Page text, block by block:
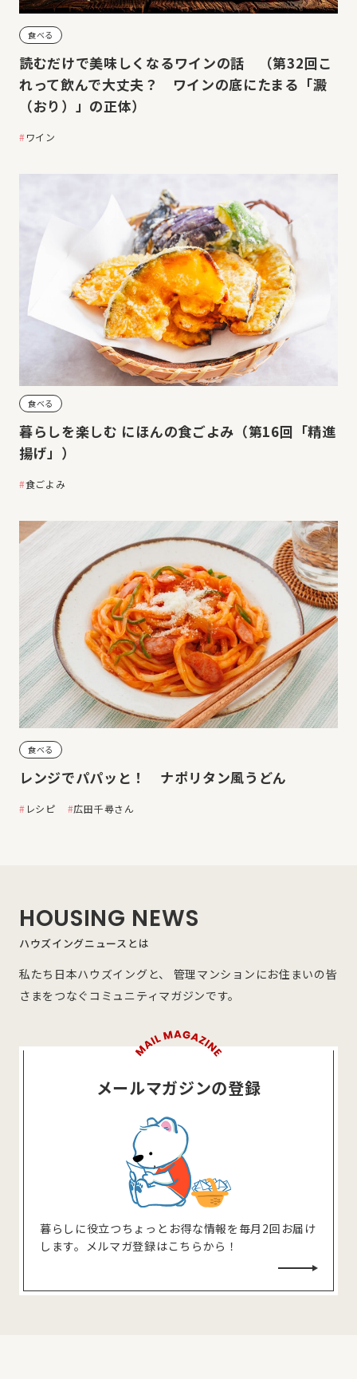
食べる
読むだけで美味しくなるワインの話 （第32回こ
れって飲んで大丈夫？ ワインの底にたまる「澱
（おり）」の正体）
ワイン
食べる
暮らしを楽しむ にほんの食ごよみ（第16回「精進
揚げ」）
食ごよみ
食べる
レンジでパパッと！ ナポリタン風うどん
レシピ 広田千尋さん
HOUSING NEWS
ハウズイングニュースとは
私たち日本ハウズイングと、 管理マンションにお住まいの皆
さまをつなぐコミュニティマガジンです。
メールマガジンの登録
暮らしに役⽴つちょっとお得な情報を毎⽉2回お届け
します。メルマガ登録はこちらから！